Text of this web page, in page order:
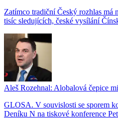
Zatímco tradiční Český rozhlas má
tisíc sledujících, české vysílání
Aleš Rozehnal: Alobalová čepice
GLOSA. V souvislosti se sporem
Deníku N na tiskové konference